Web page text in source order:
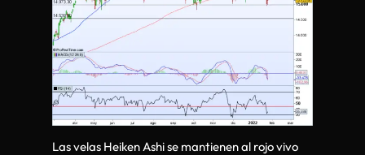
Las velas Heiken Ashi se mantienen al rojo vivo